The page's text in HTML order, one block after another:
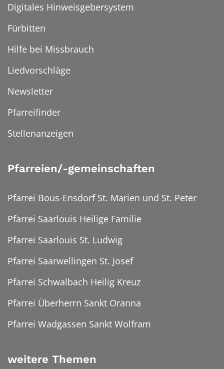
Digitales Hinweisgebersystem
Fürbitten
Hilfe bei Missbrauch
Liedvorschläge
Newsletter
Pfarreifinder
Stellenanzeigen
Pfarreien/-gemeinschaften
Pfarrei Bous-Ensdorf St. Marien und St. Peter
Pfarrei Saarlouis Heilige Familie
Pfarrei Saarlouis St. Ludwig
Pfarrei Saarwellingen St. Josef
Pfarrei Schwalbach Heilig Kreuz
Pfarrei Überherrn Sankt Oranna
Pfarrei Wadgassen Sankt Wolfram
weitere Themen